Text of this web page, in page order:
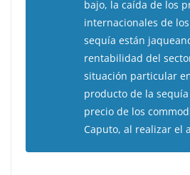
bajo, la caída de los
internacionales de
sequía están
rentabilidad del
situación particular
producto de la
precio de los
Caputo, al realizar el